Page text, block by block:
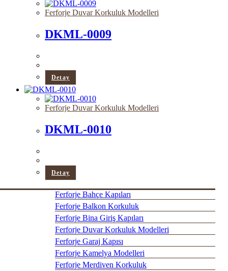
Ferforje Duvar Korkuluk Modelleri
DKML-0009
Detay
Ferforje Duvar Korkuluk Modelleri
DKML-0010
Detay
Ferforje Bahçe Kapıları
Ferforje Balkon Korkuluk
Ferforje Bina Giriş Kapıları
Ferforje Duvar Korkuluk Modelleri
Ferforje Garaj Kapısı
Ferforje Kamelya Modelleri
Ferforje Merdiven Korkuluk